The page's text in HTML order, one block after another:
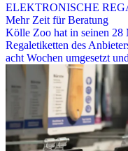
ELEKTRONISCHE
Mehr Zeit für Beratung
Kölle Zoo hat in seinen 28
Regaletiketten des
acht Wochen umgesetzt